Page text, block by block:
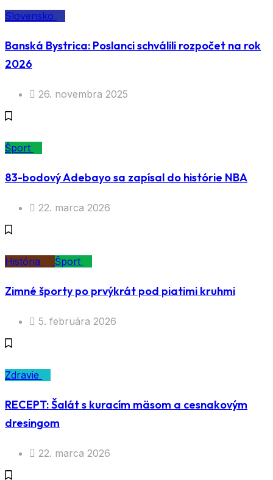
Slovensko
Banská Bystrica: Poslanci schválili rozpočet na rok
2026
26. novembra 2025
Šport
83-bodový Adebayo sa zapísal do histórie NBA
22. marca 2026
História Šport
Zimné športy po prvýkrát pod piatimi kruhmi
5. februára 2026
Zdravie
RECEPT: Šalát s kuracím mäsom a cesnakovým
dresingom
22. marca 2026